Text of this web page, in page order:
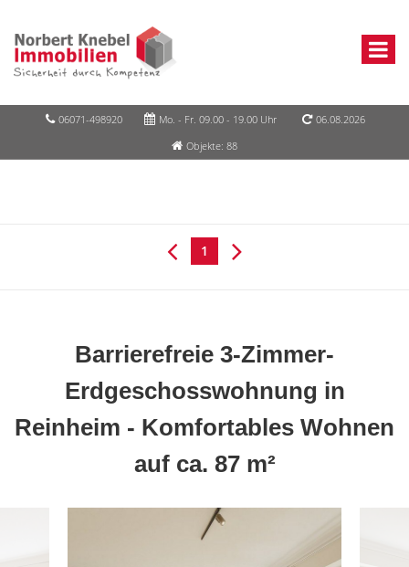
06071-498920 Mo. - Fr. 09.00 - 19.00 Uhr
06.08.2026
Objekte: 88
1
Barrierefreie 3-Zimmer-
Erdgeschosswohnung in
Reinheim - Komfortables Wohnen
auf ca. 87 m²